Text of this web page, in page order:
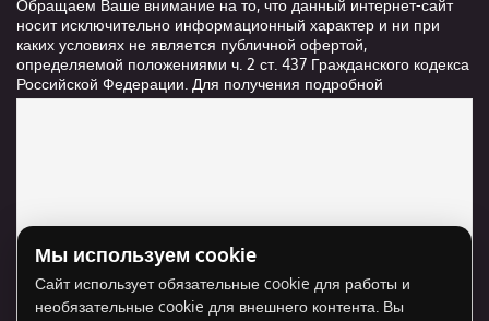
Обращаем Ваше внимание на то, что данный интернет-сайт
носит исключительно информационный характер и ни при
каких условиях не является публичной офертой,
определяемой положениями ч. 2 ст. 437 Гражданского кодекса
Российской Федерации. Для получения подробной
информации о стоимости и сроках выполнения услуг,
Для отображения карты нужно разрешить
использование cookie для внешнего контента.
Мы используем cookie
Сайт использует обязательные cookie для работы и
необязательные cookie для внешнего контента. Вы